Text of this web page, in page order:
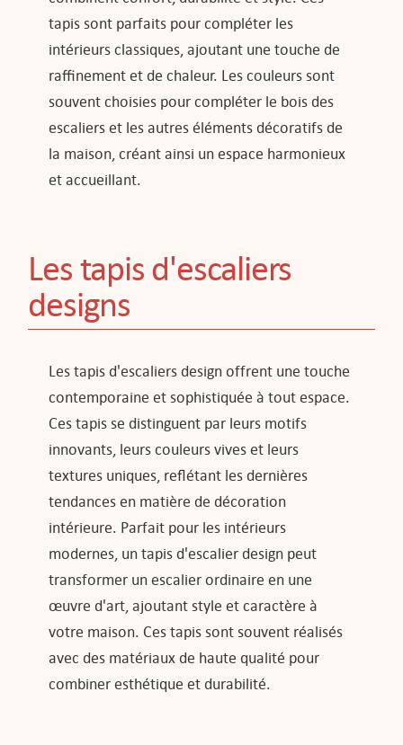
tapis sont parfaits pour compléter les
intérieurs classiques, ajoutant une touche de
raffinement et de chaleur. Les couleurs sont
souvent choisies pour compléter le bois des
escaliers et les autres éléments décoratifs de
la maison, créant ainsi un espace harmonieux
et accueillant.
Les tapis d'escaliers
designs
Les tapis d'escaliers design offrent une touche
contemporaine et sophistiquée à tout espace.
Ces tapis se distinguent par leurs motifs
innovants, leurs couleurs vives et leurs
textures uniques, reflétant les dernières
tendances en matière de décoration
intérieure. Parfait pour les intérieurs
modernes, un tapis d'escalier design peut
transformer un escalier ordinaire en une
œuvre d'art, ajoutant style et caractère à
votre maison. Ces tapis sont souvent réalisés
avec des matériaux de haute qualité pour
combiner esthétique et durabilité.